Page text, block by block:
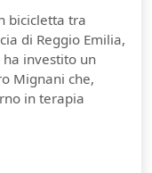
bicicletta tra
di Reggio Emilia,
investito un
Mignani che,
in terapia